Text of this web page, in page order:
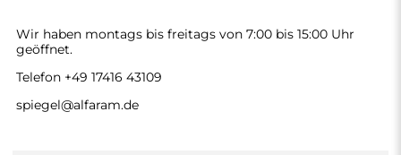
Wir haben montags bis freitags von 7:00 bis 15:00 Uhr
geöffnet.
Telefon +49 17416 43109
spiegel@alfaram.de